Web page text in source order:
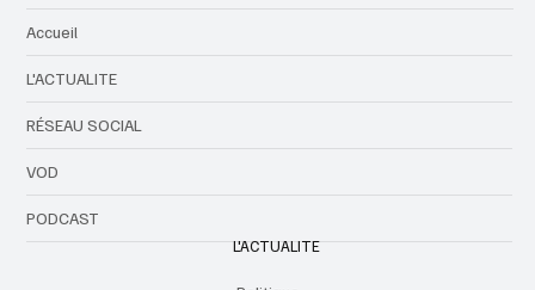
Accueil
L'ACTUALITE
RÉSEAU SOCIAL
VOD
PODCAST
L'ACTUALITE